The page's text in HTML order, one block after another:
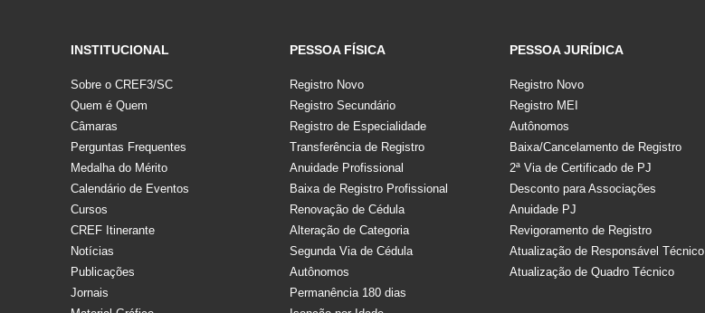
INSTITUCIONAL
Sobre o CREF3/SC
Quem é Quem
Câmaras
Perguntas Frequentes
Medalha do Mérito
Calendário de Eventos
Cursos
CREF Itinerante
Notícias
Publicações
Jornais
PESSOA FÍSICA
Registro Novo
Registro Secundário
Registro de Especialidade
Transferência de Registro
Anuidade Profissional
Baixa de Registro Profissional
Renovação de Cédula
Alteração de Categoria
Segunda Via de Cédula
Autônomos
Permanência 180 dias
PESSOA JURÍDICA
Registro Novo
Registro MEI
Autônomos
Baixa/Cancelamento de Registro
2ª Via de Certificado de PJ
Desconto para Associações
Anuidade PJ
Revigoramento de Registro
Atualização de Responsável Técnico
Atualização de Quadro Técnico